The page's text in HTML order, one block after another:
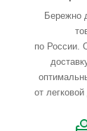
Бережно
по России.
от